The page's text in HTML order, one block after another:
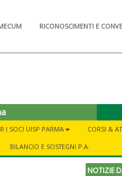
RICONOSCIMENTI E
I SOCI UISP PARMA CORSI &
BILANCIO E SOSTEGNI P.A.
NOTIZIE